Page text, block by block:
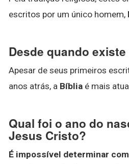
escritos por um único homem,
Desde quando
Apesar de seus primeiros
anos atrás, a Bíblia é mais
Qual foi o ano do
Jesus Cristo?
É impossível determinar